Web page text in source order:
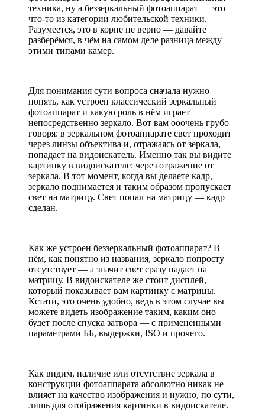
техника, ну а беззеркальный фотоаппарат — это
что-то из категории любительской техники.
Разумеется, это в корне не верно — давайте
разберёмся, в чём на самом деле разница между
этими типами камер.
Для понимания сути вопроса сначала нужно
понять, как устроен классический зеркальный
фотоаппарат и какую роль в нём играет
непосредственно зеркало. Вот вам ооочень грубо
говоря: в зеркальном фотоаппарате свет проходит
через линзы объектива и, отражаясь от зеркала,
попадает на видоискатель. Именно так вы видите
картинку в видоискателе: через отражение от
зеркала. В тот момент, когда вы делаете кадр,
зеркало поднимается и таким образом пропускает
свет на матрицу. Свет попал на матрицу — кадр
сделан.
Как же устроен беззеркальный фотоаппарат? В
нём, как понятно из названия, зеркало попросту
отсутствует — а значит свет сразу падает на
матрицу. В видоискателе же стоит дисплей,
который показывает вам картинку с матрицы.
Кстати, это очень удобно, ведь в этом случае вы
можете видеть изображение таким, каким оно
будет после спуска затвора — с применёнными
параметрами ББ, выдержки, ISO и прочего.
Как видим, наличие или отсутствие зеркала в
конструкции фотоаппарата абсолютно никак не
влияет на качество изображения и нужно, по сути,
лишь для отображения картинки в видоискателе.